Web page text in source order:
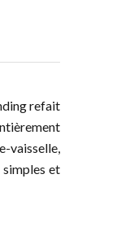
refait
vaisselle,
simples et